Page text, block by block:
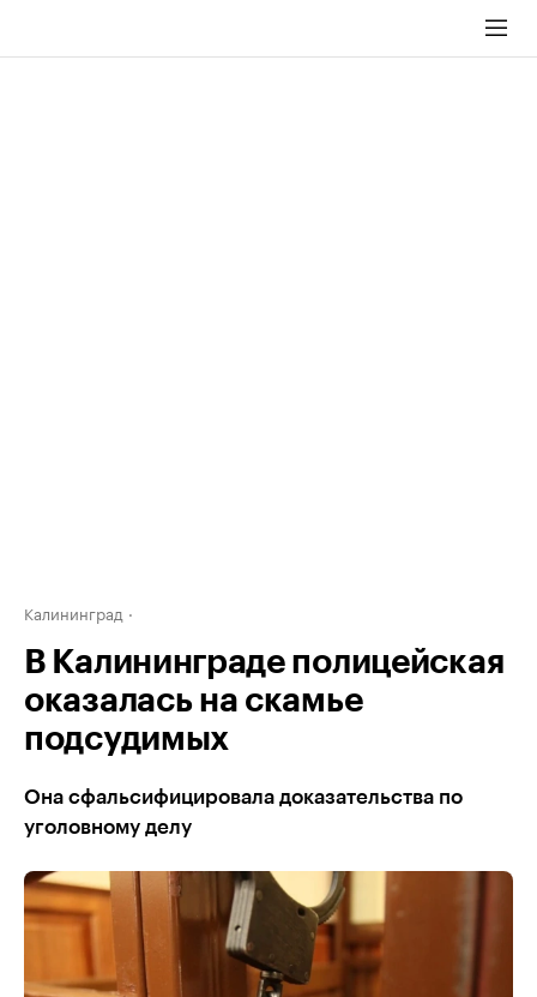
Калининград
В Калининграде полицейская
оказалась на скамье
подсудимых
Она сфальсифицировала доказательства по
уголовному делу